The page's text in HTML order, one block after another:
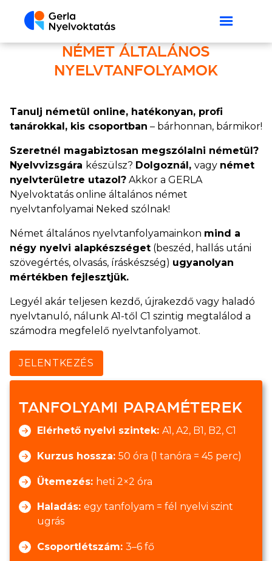
NÉMET ÁLTALÁNOS
NYELVTANFOLYAMOK
Tanulj németül online, hatékonyan, profi
tanárokkal, kis csoportban – bárhonnan, bármikor!
Szeretnél magabiztosan megszólalni németül?
Nyelvvizsgára készülsz? Dolgoznál, vagy német
nyelvterületre utazol? Akkor a GERLA
Nyelvoktatás online általános német
nyelvtanfolyamai Neked szólnak!
Német általános nyelvtanfolyamainkon mind a
négy nyelvi alapkészséget (beszéd, hallás utáni
szövegértés, olvasás, íráskészség) ugyanolyan
mértékben fejlesztjük.
Legyél akár teljesen kezdő, újrakezdő vagy haladó
nyelvtanuló, nálunk A1-től C1 szintig megtalálod a
számodra megfelelő nyelvtanfolyamot.
JELENTKEZÉS
TANFOLYAMI PARAMÉTEREK
Elérhető nyelvi szintek: A1, A2, B1, B2, C1
Kurzus hossza: 50 óra (1 tanóra = 45 perc)
Ütemezés: heti 2×2 óra
Haladás: egy tanfolyam = fél nyelvi szint
ugrás
Csoportlétszám: 3–6 fő